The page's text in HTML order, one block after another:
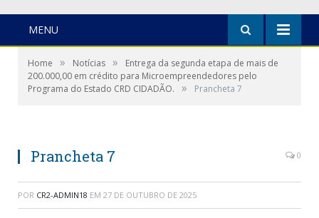
MENU
Home » Notícias »
Entrega da segunda etapa de mais de
200.000,00 em crédito para Microempreendedores pelo
Programa do Estado CRD CIDADÃO.
» Prancheta 7
Prancheta 7 0
POR CR2-ADMIN18 EM 27 DE OUTUBRO DE 2025